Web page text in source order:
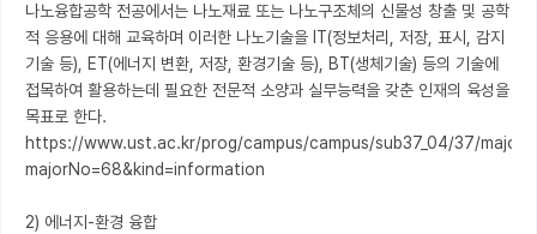
나노융합공학 전공에서는 나노재료 또는 나노구조체의 신물성 창출 및 공학
적 응용에 대해 교육하며 이러한 나노기술을 IT(정보처리, 저장, 표시, 감지
기술 등), ET(에너지 변환, 저장, 환경기술 등), BT(생체기술) 등의 기술에
접목하여 활용하는데 필요한 전문적 소양과 실무능력을 갖춘 인재의 육성을
목표로 한다.
https://www.ust.ac.kr/prog/campus/campus/sub37_04/37/
majorNo=68&kind=information
2) 에너지-환경 융합